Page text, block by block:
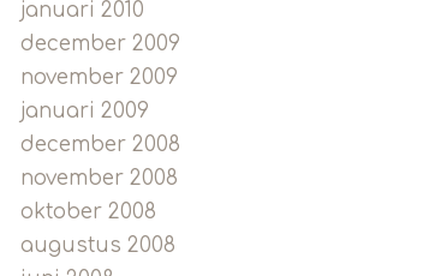
januari 2010
december 2009
november 2009
januari 2009
december 2008
november 2008
oktober 2008
augustus 2008